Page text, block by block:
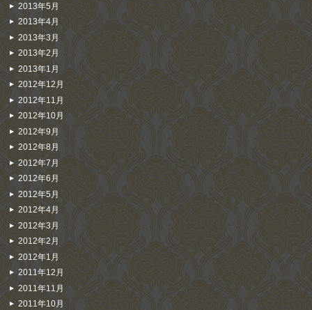
2013年5月
2013年4月
2013年3月
2013年2月
2013年1月
2012年12月
2012年11月
2012年10月
2012年9月
2012年8月
2012年7月
2012年6月
2012年5月
2012年4月
2012年3月
2012年2月
2012年1月
2011年12月
2011年11月
2011年10月